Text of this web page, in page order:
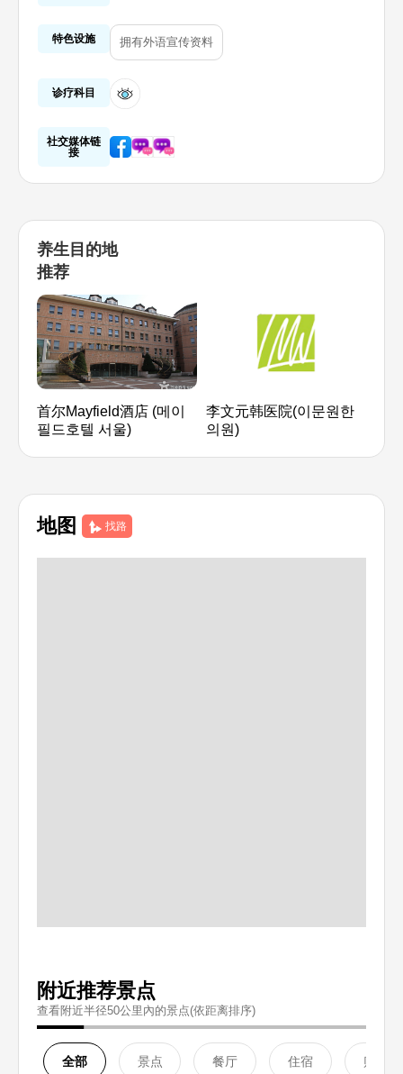
特色设施 拥有外语宣传资料
诊疗科目
社交媒体链
接
养生目的地
推荐
首尔Mayfield酒店 (메이
필드호텔 서울)
李文元韩医院(이문원한
의원)
地图 找路
附近推荐景点
查看附近半径50公里內的景点(依距离排序)
全部 景点 餐厅 住宿 购物